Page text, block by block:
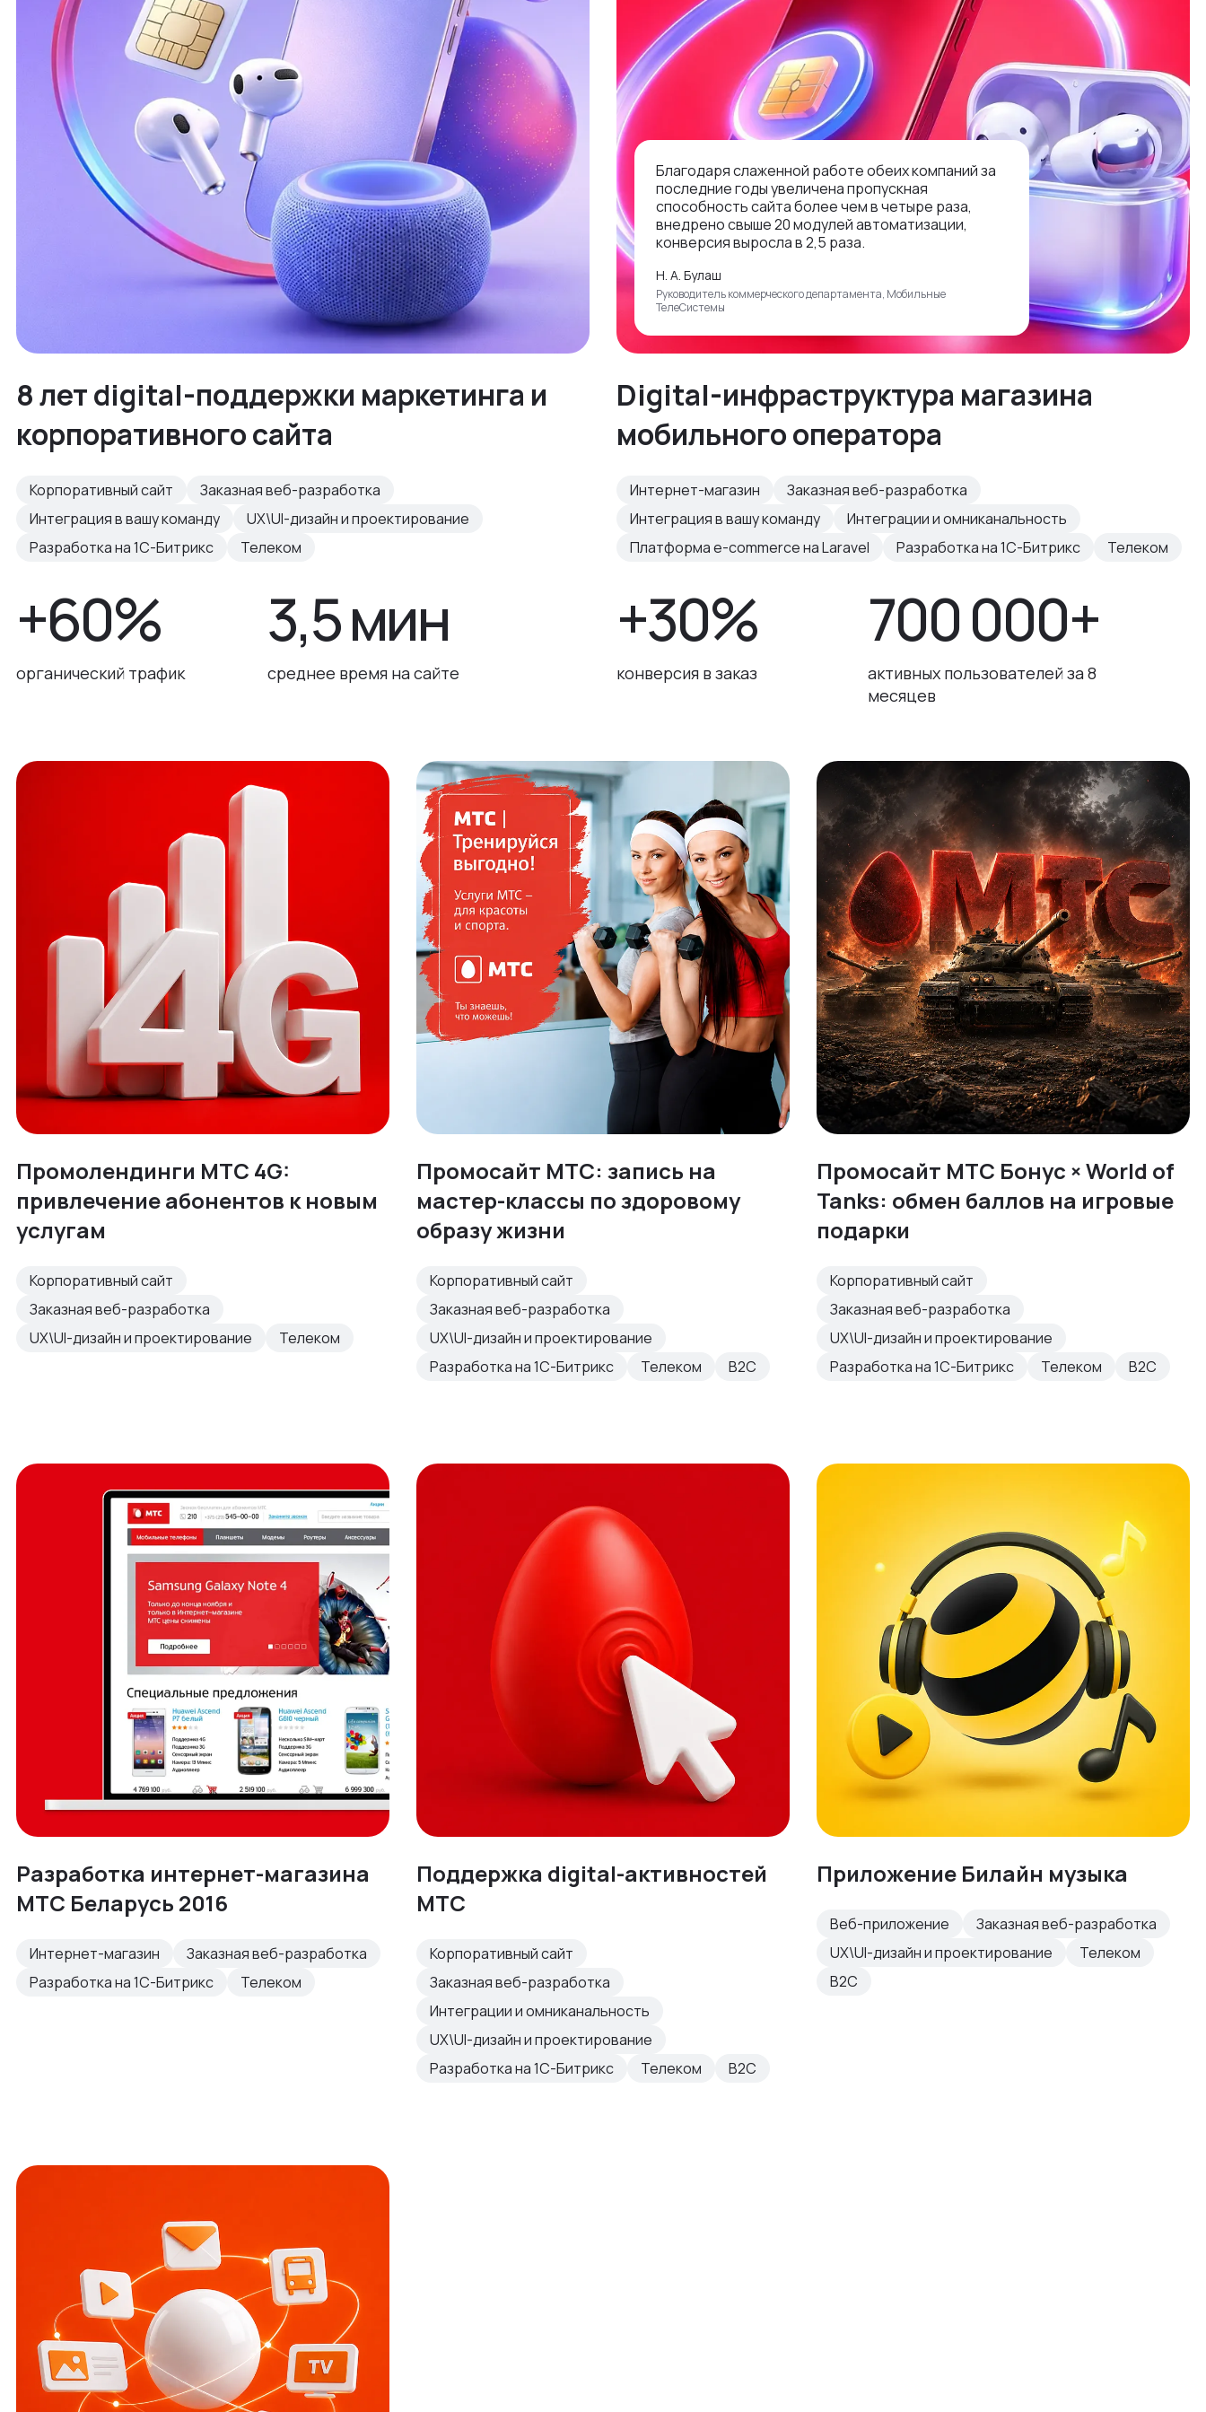
8 лет digital-поддержки маркетинга и
корпоративного сайта
Корпоративный сайт
Заказная веб-разработка
Интеграция в вашу команду
UX\UI-дизайн и проектирование
Разработка на 1С-Битрикс
Телеком
+60%
органический трафик
3,5 мин
среднее время на сайте
Благодаря слаженной работе обеих компаний за
последние годы увеличена пропускная
способность сайта более чем в четыре раза,
внедрено свыше 20 модулей автоматизации,
конверсия выросла в 2,5 раза.
Н. А. Булаш
Руководитель коммерческого департамента, Мобильные
ТелеСистемы
Digital-инфраструктура магазина
мобильного оператора
Интернет-магазин
Заказная веб-разработка
Интеграция в вашу команду
Интеграции и омниканальность
Платформа e-commerce на Laravel
Разработка на 1С-Битрикс Телеком
+30%
конверсия в заказ
700 000+
активных пользователей за 8
месяцев
Промолендинги МТС 4G:
привлечение абонентов к новым
услугам
Корпоративный сайт
Заказная веб-разработка
UX\UI-дизайн и проектирование
Телеком
Промосайт МТС: запись на
мастер-классы по здоровому
образу жизни
Корпоративный сайт
Заказная веб-разработка
UX\UI-дизайн и проектирование
Разработка на 1С-Битрикс
Телеком B2C
Промосайт МТС Бонус × World of
Tanks: обмен баллов на игровые
подарки
Корпоративный сайт
Заказная веб-разработка
UX\UI-дизайн и проектирование
Разработка на 1С-Битрикс
Телеком B2C
Разработка интернет-магазина
МТС Беларусь 2016
Интернет-магазин
Заказная веб-разработка
Разработка на 1С-Битрикс
Телеком
Поддержка digital-активностей
МТС
Корпоративный сайт
Заказная веб-разработка
Интеграции и омниканальность
UX\UI-дизайн и проектирование
Разработка на 1С-Битрикс
Телеком B2C
Приложение Билайн музыка
Веб-приложение
Заказная веб-разработка
UX\UI-дизайн и проектирование
Телеком
B2C